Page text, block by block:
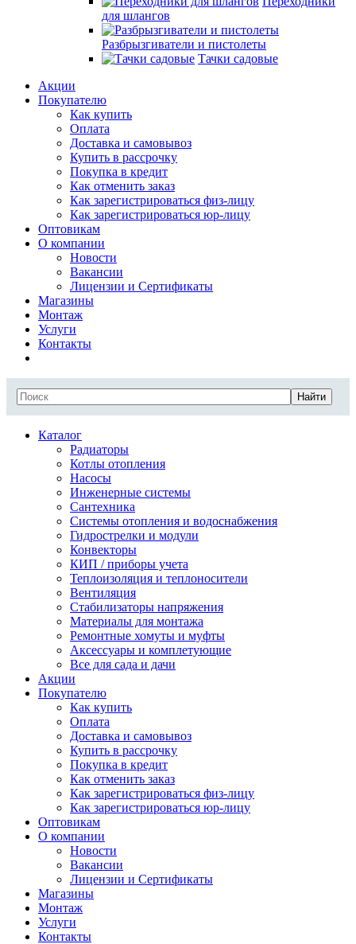
для шлангов
Разбрызгиватели и пистолеты
Тачки садовые
Акции
Покупателю
Как купить
Оплата
Доставка и самовывоз
Купить в рассрочку
Покупка в кредит
Как отменить заказ
Как зарегистрироваться физ-лицу
Как зарегистрироваться юр-лицу
Оптовикам
О компании
Новости
Вакансии
Лицензии и Сертификаты
Магазины
Монтаж
Услуги
Контакты
Найти
Каталог
Радиаторы
Котлы отопления
Насосы
Инженерные системы
Сантехника
Системы отопления и водоснабжения
Гидрострелки и модули
Конвекторы
КИП / приборы учета
Теплоизоляция и теплоносители
Вентиляция
Стабилизаторы напряжения
Материалы для монтажа
Ремонтные хомуты и муфты
Аксессуары и комплетующие
Все для сада и дачи
Акции
Покупателю
Как купить
Оплата
Доставка и самовывоз
Купить в рассрочку
Покупка в кредит
Как отменить заказ
Как зарегистрироваться физ-лицу
Как зарегистрироваться юр-лицу
Оптовикам
О компании
Новости
Вакансии
Лицензии и Сертификаты
Магазины
Монтаж
Услуги
Контакты